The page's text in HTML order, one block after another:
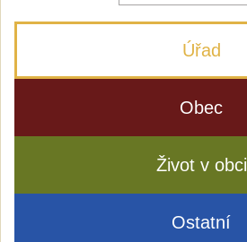
stránkách
Úřad
Obec
Život v obci
Ostatní